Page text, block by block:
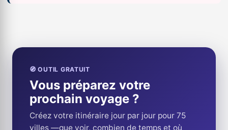
🧭 OUTIL GRATUIT
Vous préparez votre
prochain voyage ?
Créez votre itinéraire jour par jour pour 75
villes —que voir, combien de temps et où